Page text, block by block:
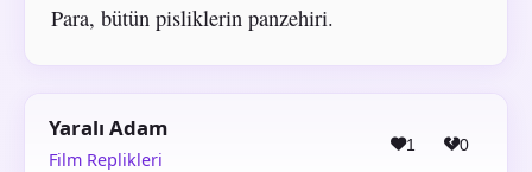
Para, bütün pisliklerin panzehiri.
Yaralı Adam
Film Replikleri
1 0